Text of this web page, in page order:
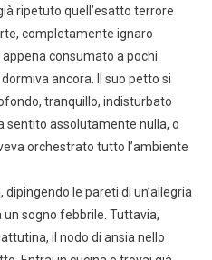
ripetuto quell’esatto terrore
completamente ignaro
appena consumato a pochi
ancora. Il suo petto si
tranquillo, indisturbato
sentito assolutamente nulla, o
orchestrato tutto l’ambiente
le pareti di un’allegria
sogno febbrile. Tuttavia,
il nodo di ansia nello